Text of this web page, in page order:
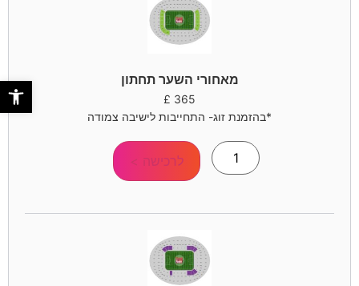
מאחורי השער תחתון
365
£
*בהזמנת זוג- התחייבות לישיבה צמודה
לרכישה >
פתח